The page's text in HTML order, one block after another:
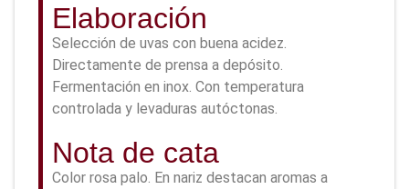
Elaboración
Selección de uvas con buena acidez.
Directamente de prensa a depósito.
Fermentación en inox. Con temperatura
controlada y levaduras autóctonas.
Nota de cata
Color rosa palo. En nariz destacan aromas a